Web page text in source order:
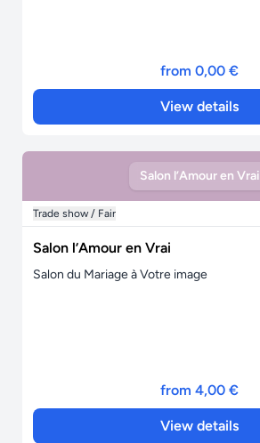
from 0,00 €
View details
Salon l’Amour en Vrai
Trade show / Fair
Salon l’Amour en Vrai
Salon du Mariage à Votre image
from 4,00 €
View details